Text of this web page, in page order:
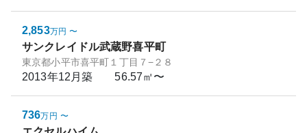
2,853万円 〜
サンクレイドル武蔵野喜平町
東京都小平市喜平町１丁目７−２８
2013年12月築 56.57㎡〜
736万円 〜